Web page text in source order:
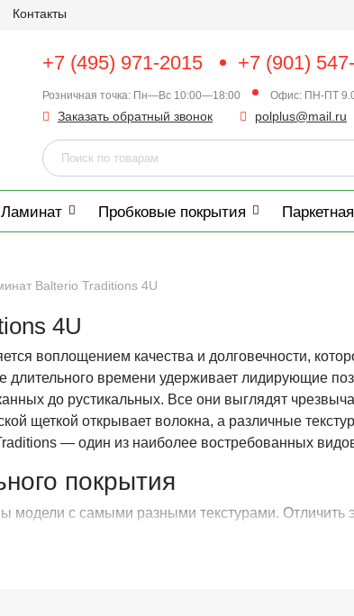
Контакты
+7 (495) 971-2015 +7 (901)
Розничная точка: Пн—Вс 10:00—18:00 Офис: ПН-ПТ
Заказать обратный звонок polplus@mail.ru
Ламинат Пробковые покрытия
Balterio Traditions 4U
4U
воплощением качества и долговечности,
длительного времени удерживает лидирующие
до рустикальных. Все они выглядят
щеткой открывает волокна, а различные
— один из наиболее востребованных
покрытия
модели с самыми разными текстурами. Отличить